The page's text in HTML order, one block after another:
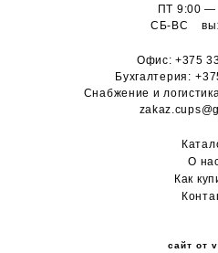
ПТ 9:00 —
СБ-ВС
Офис:+375
Бухгалтерия:
Снабжение и
О н
Как
сайт от